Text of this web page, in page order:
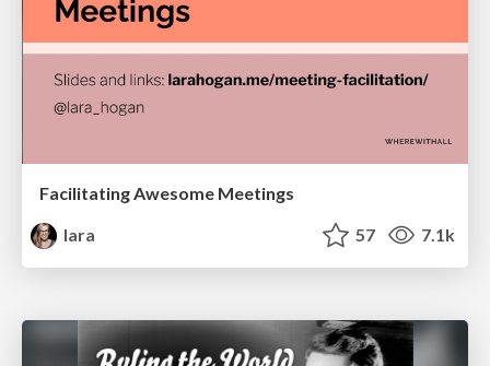
Facilitating Awesome Meetings
lara
57 7.1k